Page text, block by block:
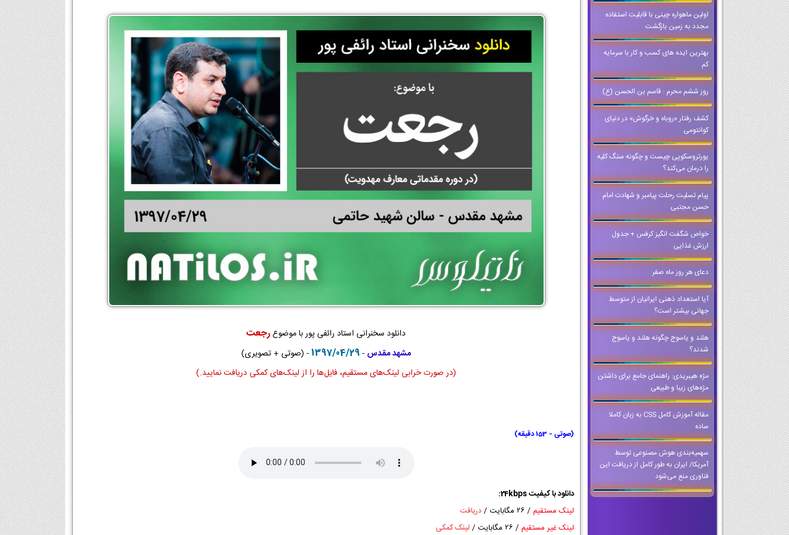
اولین ماهواره چینی با قابلیت استفاده
مجدد به زمین بازگشت
بهترین ایده های کسب و کار با سرمایه
کم
روز ششم محرم : قاسم بن الحسن (ع)
کشف رفتار «روباه و خرگوش» در دنیای
کوانتومی
یورتروسکوپی چیست و چگونه سنگ کلیه
را درمان می‌کند؟
پیام تسلیت رحلت پیامبر و شهادت امام
حسن مجتبی
خواص شگفت انگیز کرفس + جدول
ارزش غذایی
دعای هر روز ماه صفر
آیا استعداد ذهنی ایرانیان از متوسط
جهانی بیشتر است؟
هلند و یاسوج چگونه هلند و یاسوج
شدند؟
مژه هیبریدی: راهنمای جامع برای داشتن
مژه‌های زیبا و طبیعی
مقاله آموزش کامل CSS به زبان کاملا
ساده
سهمیه‌بندی هوش مصنوعی توسط
آمریکا/ ایران به طور کامل از دریافت این
فناوری منع می‌شود
دانلود سخنرانی استاد رائفی پور با موضوعرجعت
مشهد مقدس -
1397/04/29- (صوتی + تصویری)
(در صورت خرابی لینک‌های مستقیم، فایل‌ها را از لینک‌های کمکی دریافت نمایید.)
(صوتی - 153 دقیقه)
دانلود با کیفیت 24kbps:
لینک مستقیم / 26 مگابایت / دریافت
لینک غیر مستقیم / 26 مگابایت / لینک کمکی